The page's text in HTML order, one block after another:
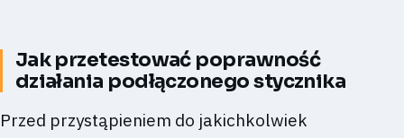
Jak przetestować poprawność
działania podłączonego stycznika
Przed przystąpieniem do jakichkolwiek